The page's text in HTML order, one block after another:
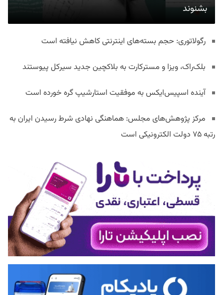
بشنوند
رگولاتوری: حجم بسته‌های اینترنتی کاهش نیافته است
بلک‌راک، ویزا و مسترکارت به بلاکچین جدید سیرکل پیوستند
آینده اسپیس‌ایکس به موفقیت استارشیپ گره خورده است
مرکز پژوهش‌های مجلس: هماهنگی نهادی شرط رسیدن ایران به
رتبه ۷۵ دولت الکترونیکی است